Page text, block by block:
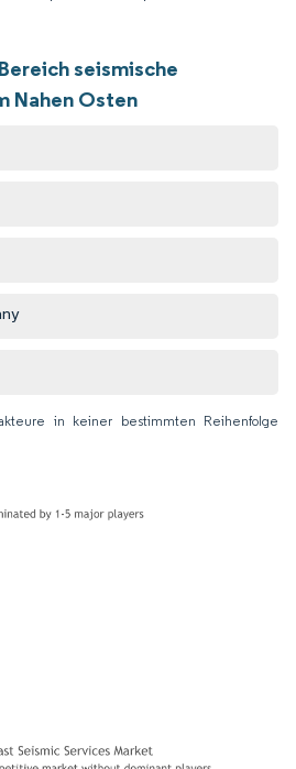
seismische
Nahen Osten
in keiner bestimmten Reihenfolge